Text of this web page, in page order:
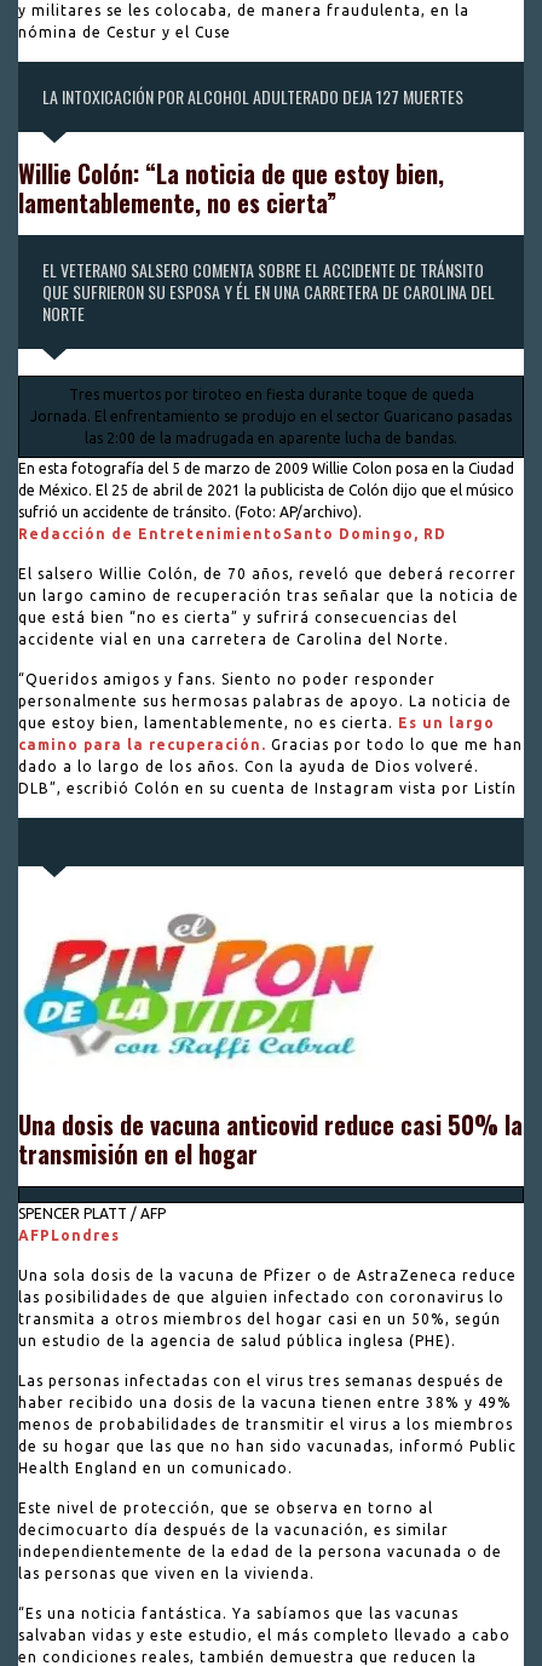
y militares se les colocaba, de manera fraudulenta, en la
nómina de Cestur y el Cuse
LA INTOXICACIÓN POR ALCOHOL ADULTERADO DEJA 127 MUERTES
Willie Colón: “La noticia de que estoy bien,
lamentablemente, no es cierta”
EL VETERANO SALSERO COMENTA SOBRE EL ACCIDENTE DE TRÁNSITO
QUE SUFRIERON SU ESPOSA Y ÉL EN UNA CARRETERA DE CAROLINA DEL
NORTE
Tres muertos por tiroteo en fiesta durante toque de queda
Jornada. El enfrentamiento se produjo en el sector Guaricano pasadas
las 2:00 de la madrugada en aparente lucha de bandas.
En esta fotografía del 5 de marzo de 2009 Willie Colon posa en la Ciudad
de México. El 25 de abril de 2021 la publicista de Colón dijo que el músico
sufrió un accidente de tránsito. (Foto: AP/archivo).
Redacción de Entretenimiento Santo Domingo, RD
El salsero Willie Colón, de 70 años, reveló que deberá recorrer
un largo camino de recuperación tras señalar que la noticia de
que está bien “no es cierta” y sufrirá consecuencias del
accidente vial en una carretera de Carolina del Norte.
“Queridos amigos y fans. Siento no poder responder
personalmente sus hermosas palabras de apoyo. La noticia de
que estoy bien, lamentablemente, no es cierta. Es un largo
camino para la recuperación. Gracias por todo lo que me han
dado a lo largo de los años. Con la ayuda de Dios volveré.
DLB”, escribió Colón en su cuenta de Instagram vista por Listín
Una dosis de vacuna anticovid reduce casi 50% la
transmisión en el hogar
SPENCER PLATT / AFP
AFP Londres
Una sola dosis de la vacuna de Pfizer o de AstraZeneca reduce
las posibilidades de que alguien infectado con coronavirus lo
transmita a otros miembros del hogar casi en un 50%, según
un estudio de la agencia de salud pública inglesa (PHE).
Las personas infectadas con el virus tres semanas después de
haber recibido una dosis de la vacuna tienen entre 38% y 49%
menos de probabilidades de transmitir el virus a los miembros
de su hogar que las que no han sido vacunadas, informó Public
Health England en un comunicado.
Este nivel de protección, que se observa en torno al
decimocuarto día después de la vacunación, es similar
independientemente de la edad de la persona vacunada o de
las personas que viven en la vivienda.
“Es una noticia fantástica. Ya sabíamos que las vacunas
salvaban vidas y este estudio, el más completo llevado a cabo
en condiciones reales, también demuestra que reducen la